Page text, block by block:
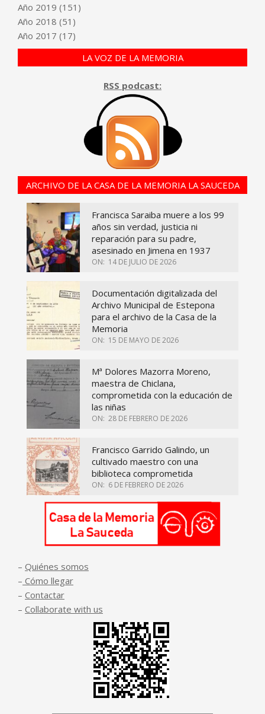
Año 2019 (151)
Año 2018 (51)
Año 2017 (17)
LA VOZ DE LA MEMORIA
RSS podcast:
ARCHIVO DE LA CASA DE LA MEMORIA LA SAUCEDA
Francisca Saraiba muere a los 99
años sin verdad, justicia ni
reparación para su padre,
asesinado en Jimena en 1937
ON: 14 DE JULIO DE 2026
Documentación digitalizada del
Archivo Municipal de Estepona
para el archivo de la Casa de la
Memoria
ON: 15 DE MAYO DE 2026
Mª Dolores Mazorra Moreno,
maestra de Chiclana,
comprometida con la educación de
las niñas
ON: 28 DE FEBRERO DE 2026
Francisco Garrido Galindo, un
cultivado maestro con una
biblioteca comprometida
ON: 6 DE FEBRERO DE 2026
– Quiénes somos
– Cómo llegar
– Contactar
– Collaborate with us